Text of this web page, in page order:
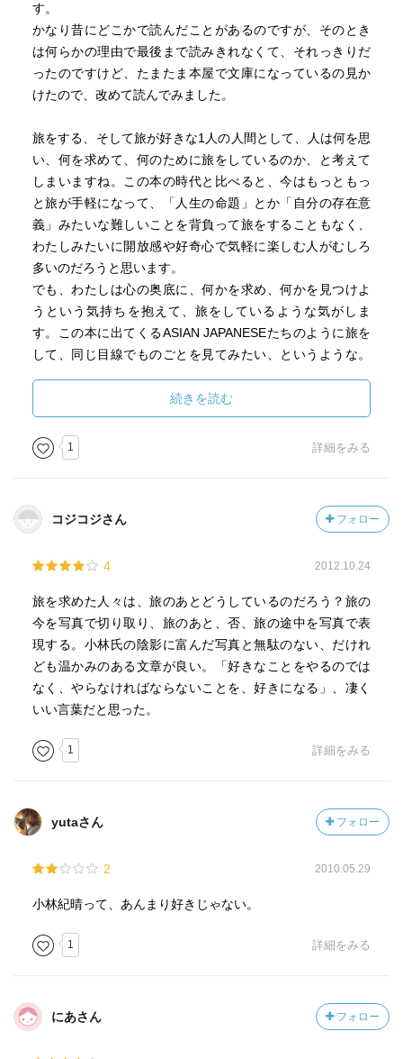
す。
かなり昔にどこかで読んだことがあるのですが、そのとき
は何らかの理由で最後まで読みきれなくて、それっきりだ
ったのですけど、たまたま本屋で文庫になっているの見か
けたので、改めて読んでみました。
旅をする、そして旅が好きな1人の人間として、人は何を思
い、何を求めて、何のために旅をしているのか、と考えて
しまいますね。この本の時代と比べると、今はもっともっ
と旅が手軽になって、「人生の命題」とか「自分の存在意
義」みたいな難しいことを背負って旅をすることもなく、
わたしみたいに開放感や好奇心で気軽に楽しむ人がむしろ
多いのだろうと思います。
でも、わたしは心の奥底に、何かを求め、何かを見つけよ
うという気持ちを抱えて、旅をしているような気がしま
す。この本に出てくるASIAN JAPANESEたちのように旅を
して、同じ目線でものごとを見てみたい、というような。
そして、その一方で、文明社会の俗物である自分には、決
してできない旅なんだろうな、とも感じるのです。なんだ
かんだいっても日本での生活も楽しいですしね。
旅をする理由なんて、その答えは永遠に風の中。
本音をいうと、旅する理由なんて、旅したいだけ、本当に
それだけなのかもしれないと思います。
ですよね。
これって、旅をする人なら凄く単純明快な理論ですよね。
旅をする友達なら、「何しに行くの？」「どうしてそこに
行くの？」なんて決して訊かないし、ただ「いいね～、楽
しんでおいで！」と云うだけなのです。
続きを読む
1 詳細をみる
コジコジさん フォロー
4 2012.10.24
旅を求めた人々は、旅のあとどうしているのだろう？旅の
今を写真で切り取り、旅のあと、否、旅の途中を写真で表
現する。小林氏の陰影に富んだ写真と無駄のない、だけれ
ども温かみのある文章が良い。「好きなことをやるのでは
なく、やらなければならないことを、好きになる」、凄く
いい言葉だと思った。
1 詳細をみる
yutaさん フォロー
2 2010.05.29
小林紀晴って、あんまり好きじゃない。
1 詳細をみる
にあさん フォロー